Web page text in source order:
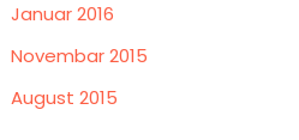
Januar 2016
Novembar 2015
August 2015